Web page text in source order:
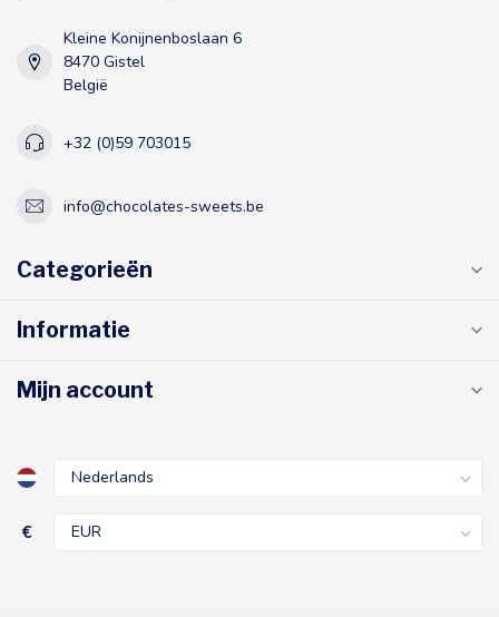
Kleine Konijnenboslaan 6
8470 Gistel
België
+32 (0)59 703015
info@chocolates-sweets.be
Categorieën
Informatie
Mijn account
€